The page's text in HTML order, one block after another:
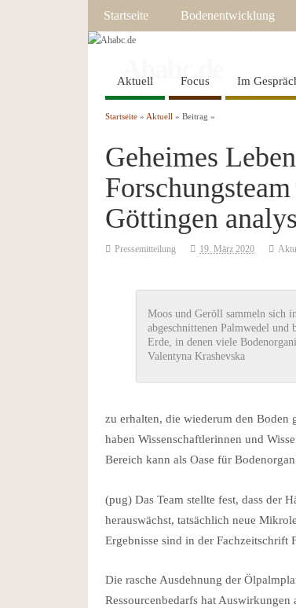
Startseite Bodenentwicklung
Ahabc.de
Das Magazin für Boden und Garten
Aktuell Focus Im
Startseite » Aktuell » Beitrag »
Geheimes
Göttingen
Pressemitteilung 19. März 2020
Moos und Geröll sammeln sich
abgeschnittenen Palmwedel und
Erde, in denen viele
Valentyna Krashevska
zu erhalten, die wiederum den Boden
haben Wissenschaftlerinnen und
Bereich kann als Oase für
(pug) Das Team stellte fest, dass der
herauswächst, tatsächlich neue
Ergebnisse sind in der Fachzeitschrift
Die rasche Ausdehnung der
Ressourcenbedarfs hat